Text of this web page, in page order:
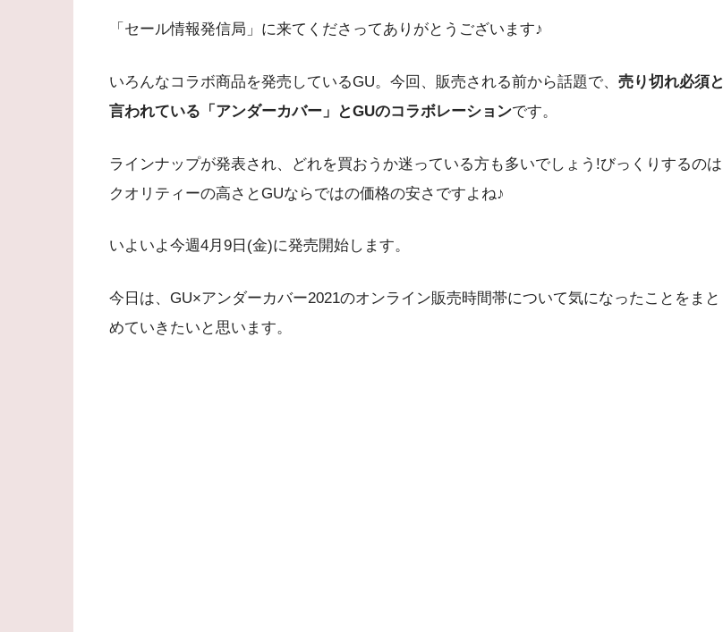
「セール情報発信局」に来てくださってありがとうございます♪
いろんなコラボ商品を発売しているGU。今回、販売される前から話題で、 売り切れ必須と
言われている「アンダーカバー」とGUのコラボレーションです。
ラインナップが発表され、どれを買おうか迷っている方も多いでしょう!びっくりするのは
クオリティーの高さとGUならではの価格の安さですよね♪
いよいよ今週4月9日(金)に発売開始します。
今日は、GU×アンダーカバー2021のオンライン販売時間帯について気になったことをまと
めていきたいと思います。